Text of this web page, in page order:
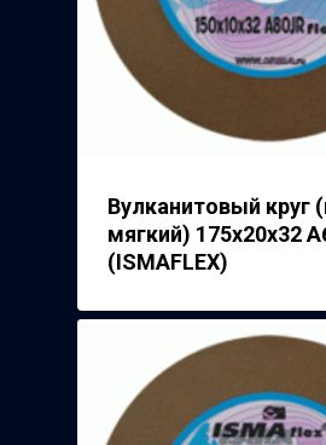
Вулканитовый круг
мягкий) 175х20х32
(ISMAFLEX)